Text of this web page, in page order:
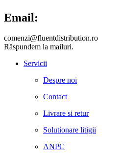
Email:
comenzi@fluentdistribution.ro
Răspundem la mailuri.
Servicii
Despre noi
Contact
Livrare si retur
Solutionare litigii
ANPC